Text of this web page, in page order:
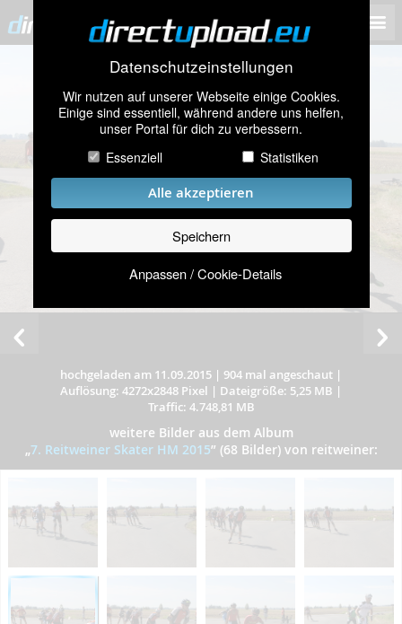
Datenschutzeinstellungen
Wir nutzen auf unserer Webseite einige Cookies.
Einige sind essentiell, während andere uns helfen,
unser Portal für dich zu verbessern.
Essenziell
Statistiken
Alle akzeptieren
Speichern
Anpassen / Cookie-Details
hochgeladen am 11.09.2015 | 904 mal angeschaut |
Auflösung: 4272x2848 Pixel | Dateigröße: 5,25 MB |
Traffic: 4.748,81 MB
weitere Bilder aus dem Album
„7. Reitweiner Skater HM 2015” (68 Bilder) von reitweiner: